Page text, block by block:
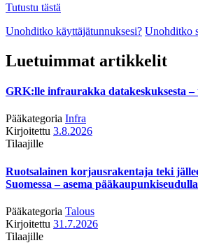
Tutustu tästä
Unohditko käyttäjätunnuksesi? Unohditko
Luetuimmat artikkelit
GRK:lle infraurakka datakeskuksesta –
Pääkategoria Infra
Kirjoitettu 3.8.2026
Tilaajille
Ruotsalainen korjausrakentaja teki
Suomessa – asema
Pääkategoria Talous
Kirjoitettu 31.7.2026
Tilaajille